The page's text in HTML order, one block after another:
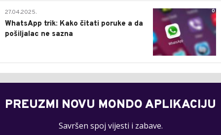
0
27.04.2025.
WhatsApp trik: Kako čitati poruke a da
pošiljalac ne sazna
PREUZMI NOVU MONDO APLIKACIJU
Savršen spoj vijesti i zabave.